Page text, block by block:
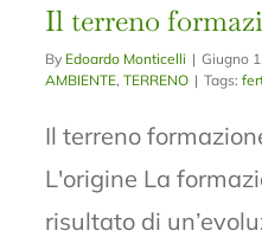
Il terreno
By Edoardo Monticelli | Giugno
AMBIENTE,TERRENO | Tags:
Il terreno
L'origine La
risultato di